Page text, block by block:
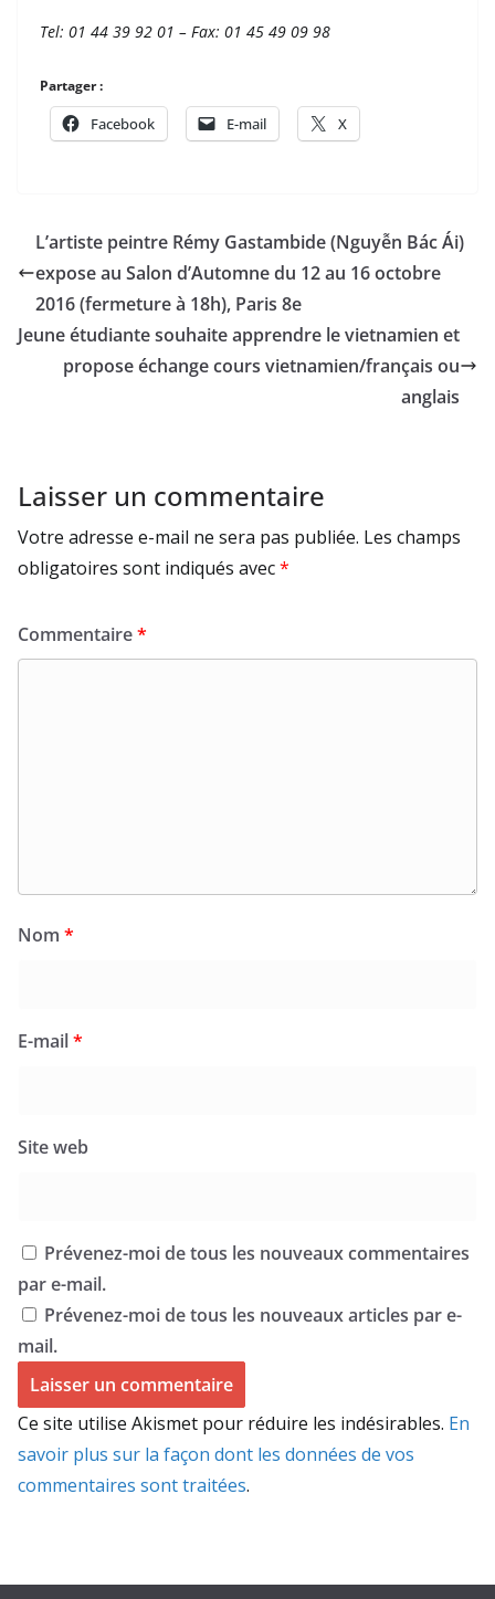
Tel: 01 44 39 92 01 – Fax: 01 45 49 09 98
Partager :
Facebook E-mail X
L’artiste peintre Rémy Gastambide (Nguyễn Bác Ái)
expose au Salon d’Automne du 12 au 16 octobre
2016 (fermeture à 18h), Paris 8e
Jeune étudiante souhaite apprendre le vietnamien et
propose échange cours vietnamien/français ou
anglais
Laisser un commentaire
Votre adresse e-mail ne sera pas publiée. Les champs
obligatoires sont indiqués avec*
Commentaire*
Nom *
E-mail*
Site web
Prévenez-moi de tous les nouveaux commentaires
par e-mail.
Prévenez-moi de tous les nouveaux articles par e-
mail.
Ce site utilise Akismet pour réduire les indésirables. En
savoir plus sur la façon dont les données de vos
commentaires sont traitées.